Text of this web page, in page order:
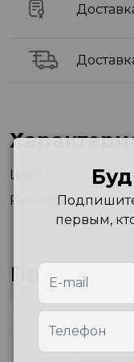
Цвет
Размеры
Похожие
первым,